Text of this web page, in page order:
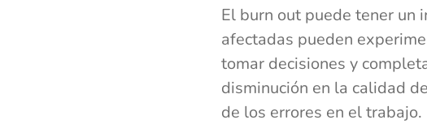
El burn out puede tener un
afectadas pueden
tomar decisiones y
disminución en la calidad
de los errores en el trabajo.